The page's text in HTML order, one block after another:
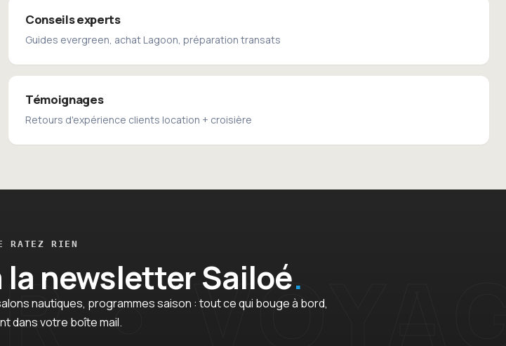
Conseils experts
Guides evergreen, achat Lagoon, préparation transats
Témoignages
Retours d'expérience clients location + croisière
RATEZ RIEN
newsletter Sailoé
nautiques, programmes saison : tout ce qui bouge à bord,
dans votre boîte mail.